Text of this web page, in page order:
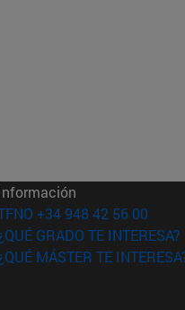
ventana)
ventana)
+34 948 42 56 00
GRADO TE INTERESA?
MÁSTER TE